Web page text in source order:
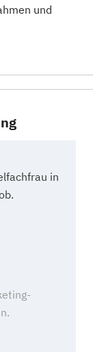
und
in